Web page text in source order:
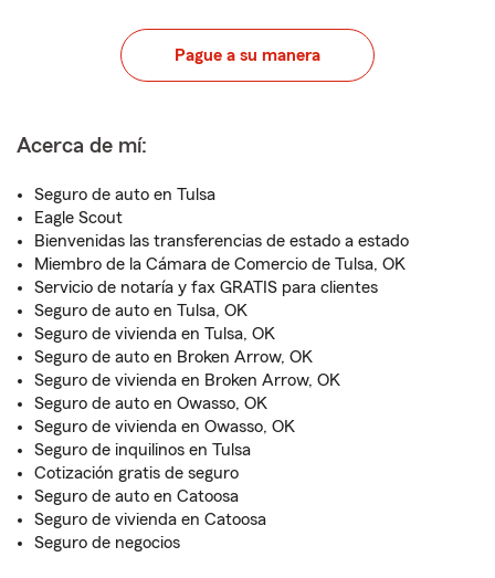
Pague a su manera
Acerca de mí:
Seguro de auto en Tulsa
Eagle Scout
Bienvenidas las transferencias de estado a estado
Miembro de la Cámara de Comercio de Tulsa, OK
Servicio de notaría y fax GRATIS para clientes
Seguro de auto en Tulsa, OK
Seguro de vivienda en Tulsa, OK
Seguro de auto en Broken Arrow, OK
Seguro de vivienda en Broken Arrow, OK
Seguro de auto en Owasso, OK
Seguro de vivienda en Owasso, OK
Seguro de inquilinos en Tulsa
Cotización gratis de seguro
Seguro de auto en Catoosa
Seguro de vivienda en Catoosa
Seguro de negocios